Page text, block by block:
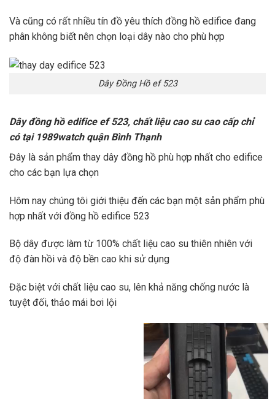
Và cũng có rất nhiều tín đồ yêu thích đồng hồ edifice đang
phân không biết nên chọn loại dây nào cho phù hợp
Dây Đồng Hồ ef 523
Dây đồng hồ edifice ef 523, chất liệu cao su cao cấp chỉ
có tại 1989watch quận Bình Thạnh
Đây là sản phẩm thay dây đồng hồ phù hợp nhất cho edifice
cho các bạn lựa chọn
Hôm nay chúng tôi giới thiệu đến các bạn một sản phẩm phù
hợp nhất với đồng hồ edifice 523
Bộ dây được làm từ 100% chất liệu cao su thiên nhiên với
độ đàn hồi và độ bền cao khi sử dụng
Đặc biệt với chất liệu cao su, lên khả năng chống nước là
tuyệt đối, thảo mái bơi lội